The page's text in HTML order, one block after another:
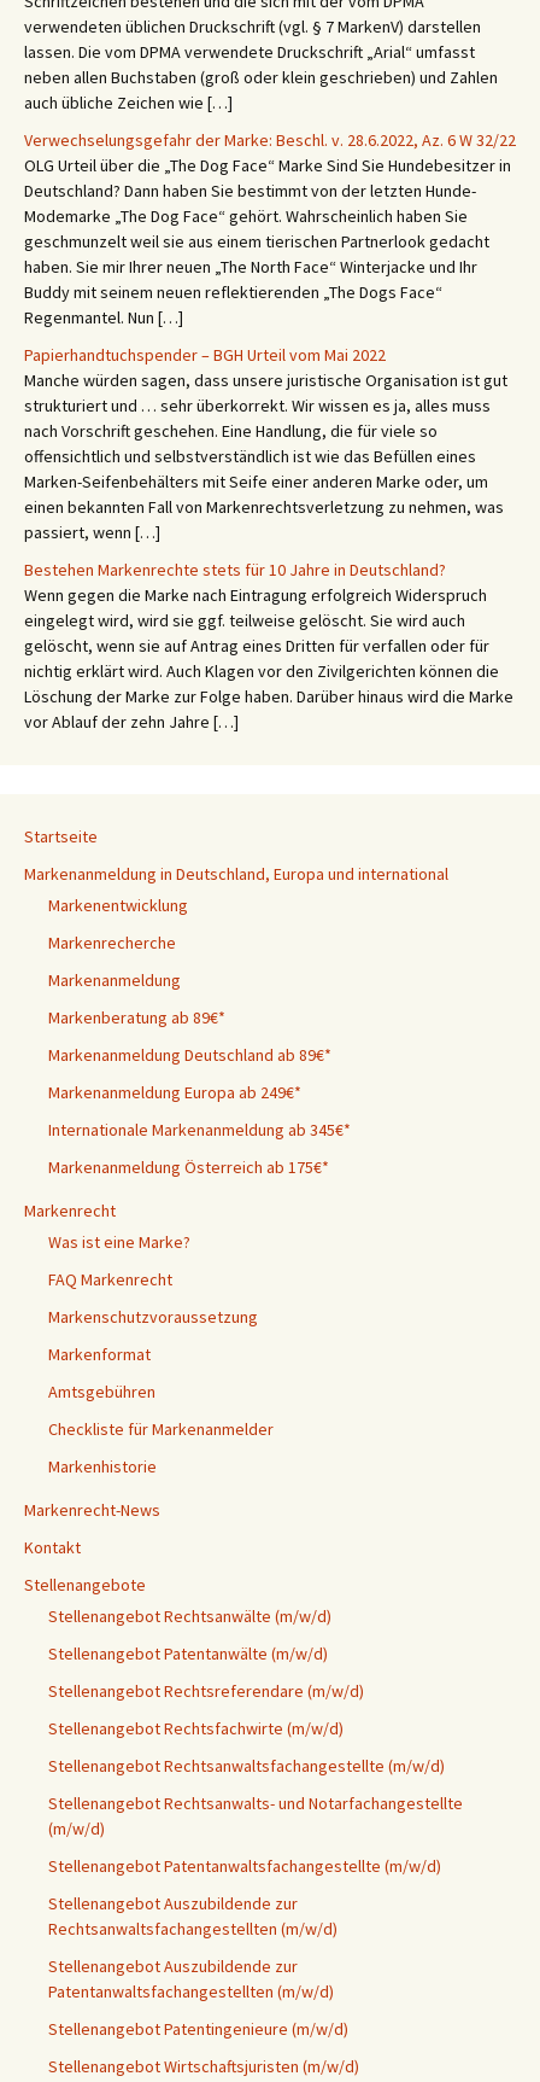
verwendeten üblichen Druckschrift (vgl. § 7 MarkenV) darstellen
lassen. Die vom DPMA verwendete Druckschrift „Arial“ umfasst
neben allen Buchstaben (groß oder klein geschrieben) und Zahlen
auch übliche Zeichen wie […]
Verwechselungsgefahr der Marke: Beschl. v. 28.6.2022, Az. 6 W 32/22
OLG Urteil über die „The Dog Face“ Marke Sind Sie Hundebesitzer in
Deutschland? Dann haben Sie bestimmt von der letzten Hunde-
Modemarke „The Dog Face“ gehört. Wahrscheinlich haben Sie
geschmunzelt weil sie aus einem tierischen Partnerlook gedacht
haben. Sie mir Ihrer neuen „The North Face“ Winterjacke und Ihr
Buddy mit seinem neuen reflektierenden „The Dogs Face“
Regenmantel. Nun […]
Papierhandtuchspender – BGH Urteil vom Mai 2022
Manche würden sagen, dass unsere juristische Organisation ist gut
strukturiert und … sehr überkorrekt. Wir wissen es ja, alles muss
nach Vorschrift geschehen. Eine Handlung, die für viele so
offensichtlich und selbstverständlich ist wie das Befüllen eines
Marken-Seifenbehälters mit Seife einer anderen Marke oder, um
einen bekannten Fall von Markenrechtsverletzung zu nehmen, was
passiert, wenn […]
Bestehen Markenrechte stets für 10 Jahre in Deutschland?
Wenn gegen die Marke nach Eintragung erfolgreich Widerspruch
eingelegt wird, wird sie ggf. teilweise gelöscht. Sie wird auch
gelöscht, wenn sie auf Antrag eines Dritten für verfallen oder für
nichtig erklärt wird. Auch Klagen vor den Zivilgerichten können die
Löschung der Marke zur Folge haben. Darüber hinaus wird die Marke
vor Ablauf der zehn Jahre […]
Startseite
Markenanmeldung in Deutschland, Europa und international
Markenentwicklung
Markenrecherche
Markenanmeldung
Markenberatung ab 89€*
Markenanmeldung Deutschland ab 89€*
Markenanmeldung Europa ab 249€*
Internationale Markenanmeldung ab 345€*
Markenanmeldung Österreich ab 175€*
Markenrecht
Was ist eine Marke?
FAQ Markenrecht
Markenschutzvoraussetzung
Markenformat
Amtsgebühren
Checkliste für Markenanmelder
Markenhistorie
Markenrecht-News
Kontakt
Stellenangebote
Stellenangebot Rechtsanwälte (m/w/d)
Stellenangebot Patentanwälte (m/w/d)
Stellenangebot Rechtsreferendare (m/w/d)
Stellenangebot Rechtsfachwirte (m/w/d)
Stellenangebot Rechtsanwaltsfachangestellte (m/w/d)
Stellenangebot Rechtsanwalts- und Notarfachangestellte
(m/w/d)
Stellenangebot Patentanwaltsfachangestellte (m/w/d)
Stellenangebot Auszubildende zur
Rechtsanwaltsfachangestellten (m/w/d)
Stellenangebot Auszubildende zur
Patentanwaltsfachangestellten (m/w/d)
Stellenangebot Patentingenieure (m/w/d)
Stellenangebot Wirtschaftsjuristen (m/w/d)